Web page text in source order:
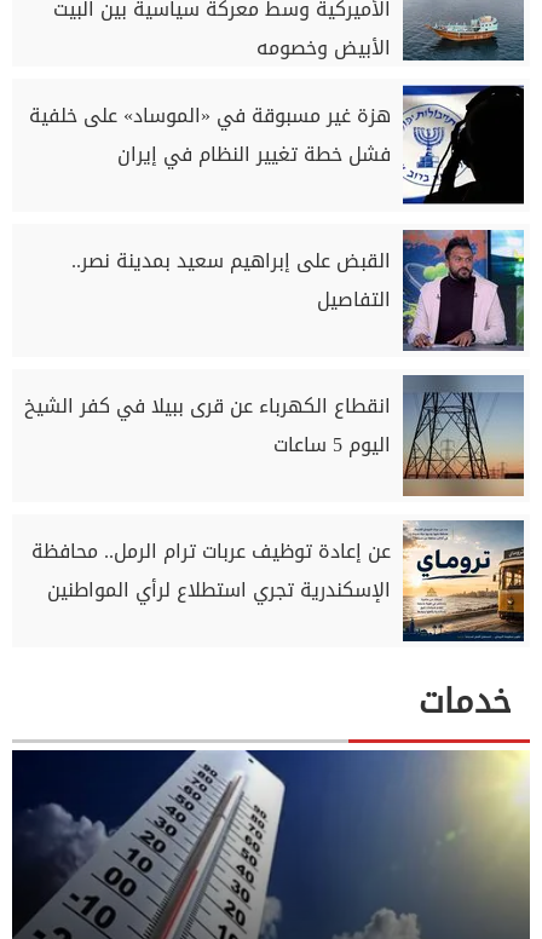
الأميركية وسط معركة سياسية بين البيت
الأبيض وخصومه
هزة غير مسبوقة في «الموساد» على خلفية
فشل خطة تغيير النظام في إيران
القبض على إبراهيم سعيد بمدينة نصر..
التفاصيل
انقطاع الكهرباء عن قرى ببيلا في كفر الشيخ
اليوم 5 ساعات
عن إعادة توظيف عربات ترام الرمل.. محافظة
الإسكندرية تجري استطلاع لرأي المواطنين
خدمات